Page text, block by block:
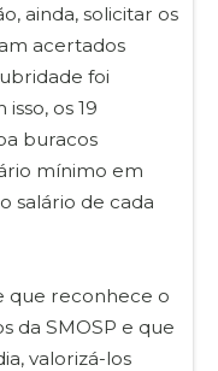
ainda, solicitar os
acertados
foi
os 19
buracos
mínimo em
salário de cada
que reconhece o
da SMOSP e que
valorizá-los